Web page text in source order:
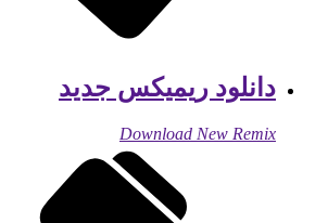
دانلود ریمیکس جدید
Download New Remix